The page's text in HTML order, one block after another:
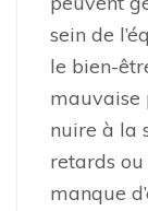
sein de
le bien-
mauvaise
nuire à la
retards ou
manque